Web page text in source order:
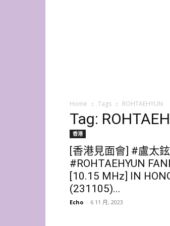
Home Tags ROHTAEHYUN
Tag:
香港
[香港見面會] #盧太
#ROHTAEHYUN
[10.15 MHz] IN
(231105)...
Echo - 6 11 月, 2023